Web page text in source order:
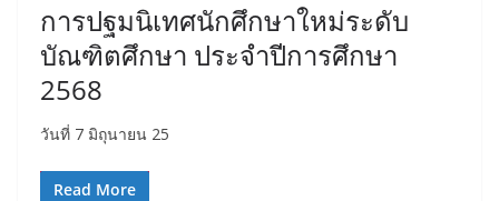
การปฐมนิเทศนักศึกษาใหม่ระดับ
บัณฑิตศึกษา ประจำปีการศึกษา
2568
วันที่ 7 มิถุนายน 25
Read More